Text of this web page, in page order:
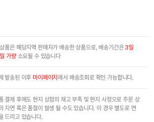
품은 해당지역 판매자가 배송한 상품으로, 배송기간은3일
가량소요될 수 있습니다
발송된 이후 마이페이지에서 배송조회로 확인 가능합니다.
결제 후에도 현지 상점의 재고 부족 및 현지 사정으로 주문 상
지연 혹은 품절이 발생 될 수도 있습니다. 이 경우 별도로 연
드리고 있습니다.